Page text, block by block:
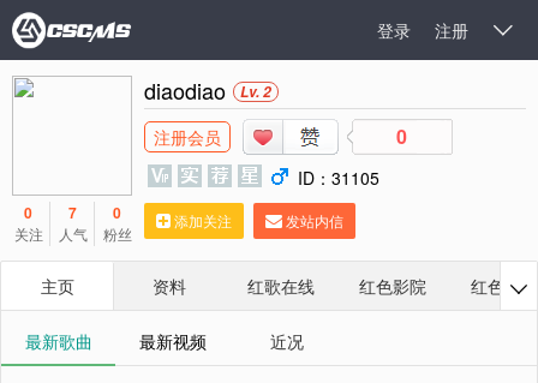

注册
登录
0
关注
7
人气
0
粉丝
diaodiao Lv. 2
注册会员 0
ID：31105
添加关注 发站内信
主页 资料 红歌在线 红色影院 红色相册

最新歌曲 最新视频 近况